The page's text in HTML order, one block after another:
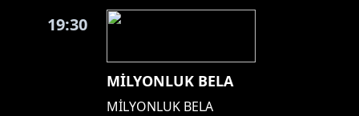
19:30
MİLYONLUK BELA
MİLYONLUK BELA